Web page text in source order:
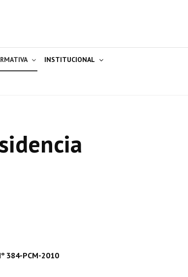
INSTITUCIONAL
384-PCM-2010